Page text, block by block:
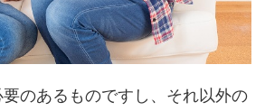
のあるものですし、それ以外の